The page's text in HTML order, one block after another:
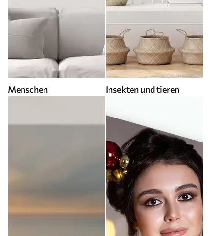
Menschen Insekten und tieren